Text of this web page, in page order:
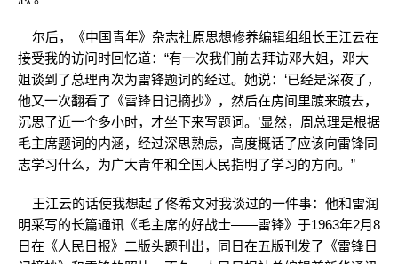
尔后，《中国青年》杂志社原思想修养编辑组组长王江云在
接受我的访问时回忆道：“有一次我们前去拜访邓大姐，邓大
姐谈到了总理再次为雷锋题词的经过。她说：‘已经是深夜了，
他又一次翻看了《雷锋日记摘抄》，然后在房间里踱来踱去，
沉思了近一个多小时，才坐下来写题词。’显然，周总理是根据
毛主席题词的内涵，经过深思熟虑，高度概话了应该向雷锋同
志学习什么，为广大青年和全国人民指明了学习的方向。”
王江云的话使我想起了佟希文对我谈过的一件事：他和雷润
明采写的长篇通讯《毛主席的好战士——雷锋》于1963年2月8
日在《人民日报》二版头题刊出，同日在五版刊发了《雷锋日